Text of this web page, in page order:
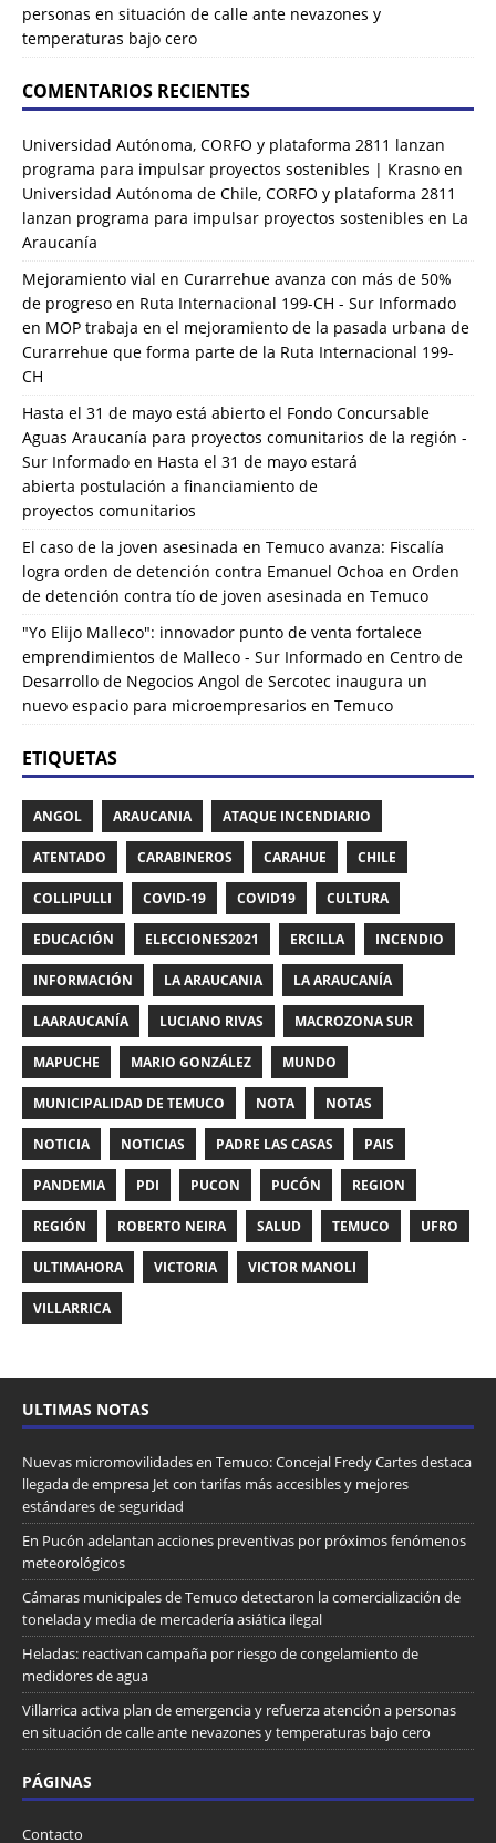
personas en situación de calle ante nevazones y
temperaturas bajo cero
COMENTARIOS RECIENTES
Universidad Autónoma, CORFO y plataforma 2811 lanzan
programa para impulsar proyectos sostenibles | Krasno en
Universidad Autónoma de Chile, CORFO y plataforma 2811
lanzan programa para impulsar proyectos sostenibles en La
Araucanía
Mejoramiento vial en Curarrehue avanza con más de 50%
de progreso en Ruta Internacional 199-CH - Sur Informado
en MOP trabaja en el mejoramiento de la pasada urbana de
Curarrehue que forma parte de la Ruta Internacional 199-
CH
Hasta el 31 de mayo está abierto el Fondo Concursable
Aguas Araucanía para proyectos comunitarios de la región -
Sur Informado en Hasta el 31 de mayo estará
abierta postulación a financiamiento de
proyectos comunitarios
El caso de la joven asesinada en Temuco avanza: Fiscalía
logra orden de detención contra Emanuel Ochoa en Orden
de detención contra tío de joven asesinada en Temuco
"Yo Elijo Malleco": innovador punto de venta fortalece
emprendimientos de Malleco - Sur Informado en Centro de
Desarrollo de Negocios Angol de Sercotec inaugura un
nuevo espacio para microempresarios en Temuco
ETIQUETAS
ANGOL ARAUCANIA ATAQUE INCENDIARIO
ATENTADO CARABINEROS CARAHUE CHILE
COLLIPULLI COVID-19 COVID19 CULTURA
EDUCACIÓN ELECCIONES2021 ERCILLA INCENDIO
INFORMACIÓN LA ARAUCANIA LA ARAUCANÍA
LAARAUCANÍA LUCIANO RIVAS MACROZONA SUR
MAPUCHE MARIO GONZÁLEZ MUNDO
MUNICIPALIDAD DE TEMUCO NOTA NOTAS
NOTICIA NOTICIAS PADRE LAS CASAS PAIS
PANDEMIA PDI PUCON PUCÓN REGION
REGIÓN ROBERTO NEIRA SALUD TEMUCO UFRO
ULTIMAHORA VICTORIA VICTOR MANOLI
VILLARRICA
ULTIMAS NOTAS
Nuevas micromovilidades en Temuco: Concejal Fredy Cartes destaca
llegada de empresa Jet con tarifas más accesibles y mejores
estándares de seguridad
En Pucón adelantan acciones preventivas por próximos fenómenos
meteorológicos
Cámaras municipales de Temuco detectaron la comercialización de
tonelada y media de mercadería asiática ilegal
Heladas: reactivan campaña por riesgo de congelamiento de
medidores de agua
Villarrica activa plan de emergencia y refuerza atención a personas
en situación de calle ante nevazones y temperaturas bajo cero
PÁGINAS
Contacto